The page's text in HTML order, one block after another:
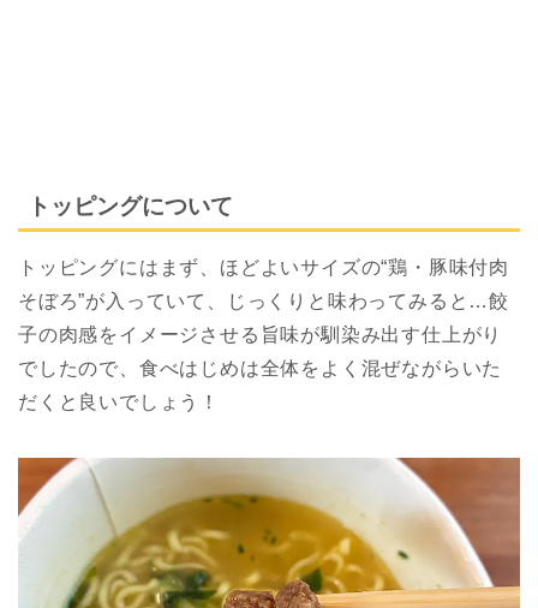
トッピングについて
トッピングにはまず、ほどよいサイズの“鶏・豚味付肉
そぼろ”が入っていて、じっくりと味わってみると…餃
子の肉感をイメージさせる旨味が馴染み出す仕上がり
でしたので、食べはじめは全体をよく混ぜながらいた
だくと良いでしょう！